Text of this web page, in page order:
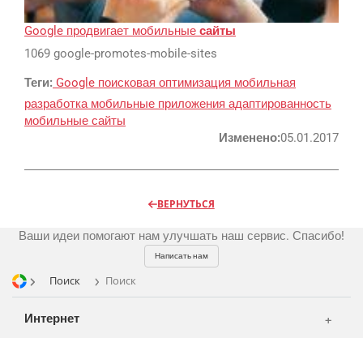
Google продвигает мобильные сайты
1069 google-promotes-mobile-sites
Теги: Google поисковая оптимизация мобильная
разработка мобильные приложения адаптированность
мобильные сайты
Изменено:05.01.2017
ВЕРНУТЬСЯ
Ваши идеи помогают нам улучшать наш сервис. Спасибо!
Написать нам
Поиск Поиск
Интернет
Реклама и продвижение
AI Automation
Разработка сайтов
CMS 1C-Bitrix
Цифра и офсет
Широкий формат
Телевидение
OOH
Аудио и звукозапись
Partners
Publications
News
Korpa